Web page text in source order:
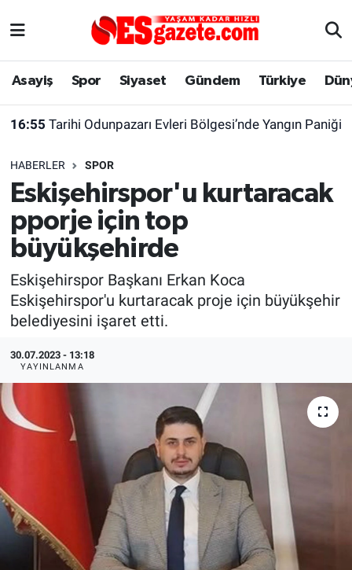
Asayiş Spor Siyaset Gündem Türkiye
16:55 Tarihi Odunpazarı Evleri Bölgesi’nde Yangın Paniği
HABERLER SPOR
Eskişehirspor'u kurtaracak
pporje için top
büyükşehirde
Eskişehirspor Başkanı Erkan Koca
Eskişehirspor'u kurtaracak proje için büyükşehir
belediyesini işaret etti.
30.07.2023 - 13:18
YAYINLANMA
Asayiş
Gündem
Türkiye
Dünya
Sağlık
Yaşam
Eskişehirspor Arşivi
Eskişehir Arşivi
Röportaj
Ekonomi
Politika
Bilecik
Kütahya
Genel
Eskişehir Nöbetçi Eczaneler
Süper Lig Puan Durumu ve Fikstür
Tüm Manşetler
Son Dakika Haberleri
Haber Arşivi